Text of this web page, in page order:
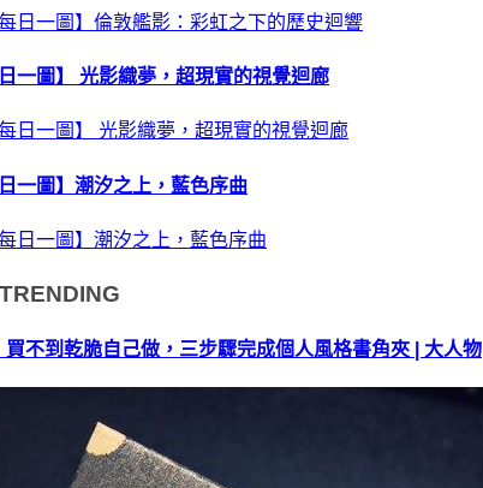
日一圖】 光影織夢，超現實的視覺迴廊
一圖】潮汐之上，藍色序曲
TRENDING
買不到乾脆自己做，三步驟完成個人風格書角夾 | 大人物